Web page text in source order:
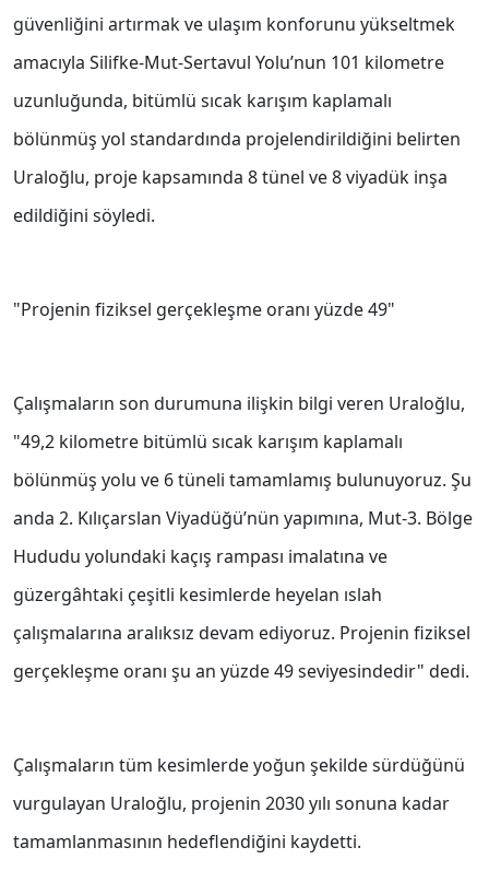
güvenliğini artırmak ve ulaşım konforunu yükseltmek
amacıyla Silifke-Mut-Sertavul Yolu’nun 101 kilometre
uzunluğunda, bitümlü sıcak karışım kaplamalı
bölünmüş yol standardında projelendirildiğini belirten
Uraloğlu, proje kapsamında 8 tünel ve 8 viyadük inşa
edildiğini söyledi.
"Projenin fiziksel gerçekleşme oranı yüzde 49"
Çalışmaların son durumuna ilişkin bilgi veren Uraloğlu,
"49,2 kilometre bitümlü sıcak karışım kaplamalı
bölünmüş yolu ve 6 tüneli tamamlamış bulunuyoruz. Şu
anda 2. Kılıçarslan Viyadüğü’nün yapımına, Mut-3. Bölge
Hududu yolundaki kaçış rampası imalatına ve
güzergâhtaki çeşitli kesimlerde heyelan ıslah
çalışmalarına aralıksız devam ediyoruz. Projenin fiziksel
gerçekleşme oranı şu an yüzde 49 seviyesindedir" dedi.
Çalışmaların tüm kesimlerde yoğun şekilde sürdüğünü
vurgulayan Uraloğlu, projenin 2030 yılı sonuna kadar
tamamlanmasının hedeflendiğini kaydetti.